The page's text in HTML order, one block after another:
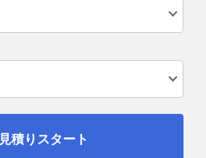
見積りスタート